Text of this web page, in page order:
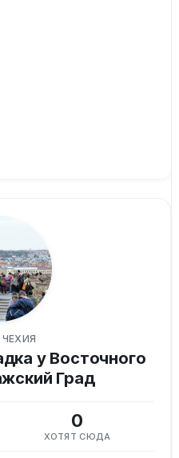
ЧЕХИЯ
у Восточного
Град
0
ХОТЯТ СЮДА